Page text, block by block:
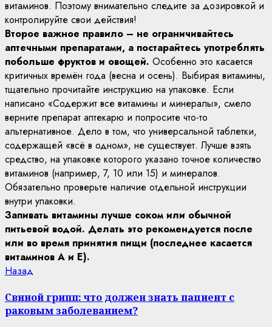
витаминов. Поэтому внимательно следите за дозировкой и
контролируйте свои действия!
Второе важное правило – не ограничивайтесь
аптечными препаратами, а постарайтесь употреблять
побольше фруктов и овощей. Особенно это касается
критичных времён года (весна и осень). Выбирая витамины,
тщательно прочитайте инструкцию на упаковке. Если
написано «Содержит все витамины и минералы», смело
верните препарат аптекарю и попросите что-то
альтернативное. Дело в том, что универсальной таблетки,
содержащей «всё в одном», не существует. Лучше взять
средство, на упаковке которого указано точное количество
витаминов (например, 7, 10 или 15) и минералов.
Обязательно проверьте наличие отдельной инструкции
внутри упаковки.
Запивать витамины лучше соком или обычной
питьевой водой. Делать это рекомендуется после
или во время принятия пищи (последнее касается
витаминов А и Е).
Continue
Reading
Назад
Свиной грипп: что должен знать пациент с
раковым заболеванием?